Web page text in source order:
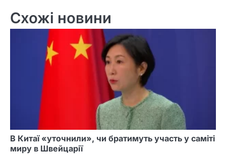
Схожі новини
В Китаї «уточнили», чи братимуть участь у саміті
миру в Швейцарії